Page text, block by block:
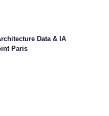
Data & IA
Paris